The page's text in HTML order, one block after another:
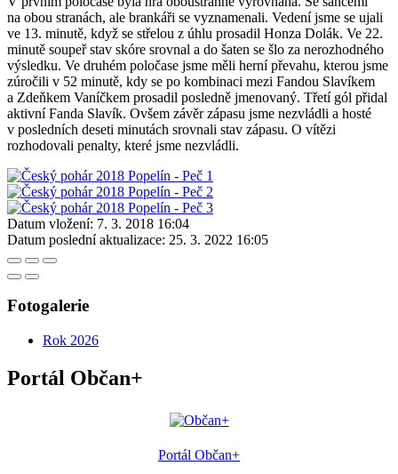
na obou stranách, ale brankáři se vyznamenali. Vedení jsme se ujali
ve 13. minutě, když se střelou z úhlu prosadil Honza Dolák. Ve 22.
minutě soupeř stav skóre srovnal a do šaten se šlo za nerozhodného
výsledku. Ve druhém poločase jsme měli herní převahu, kterou jsme
zúročili v 52 minutě, kdy se po kombinaci mezi Fandou Slavíkem
a Zdeňkem Vaníčkem prosadil posledně jmenovaný. Třetí gól přidal
aktivní Fanda Slavík. Ovšem závěr zápasu jsme nezvládli a hosté
v posledních deseti minutách srovnali stav zápasu. O vítězi
rozhodovali penalty, které jsme nezvládli.
Datum vložení: 7. 3. 2018 16:04
Datum poslední aktualizace: 25. 3. 2022 16:05
Fotogalerie
Rok 2026
Portál Občan+
Portál Občan+